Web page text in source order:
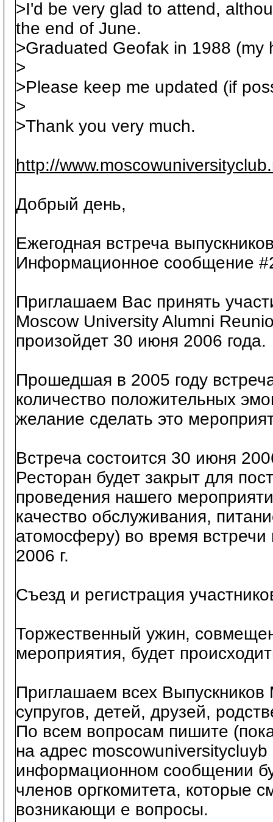
>I'd be very glad to attend,
the end of June.
>Graduated Geofak in 1988 (my
>
>Please keep me updated (if
>
>Thank you very much.
http://
Добрый день,
Ежегодная встреча
Информационное сообщение
Приглашаем Вас принять
Moscow University Alumni
произойдет 30 июня 2006 года.
Прошедшая в 2005 году
количество положительных
желание сделать это
Встреча состоится 30 июня
Ресторан будет закрыт для
проведения нашего
качество обслуживания,
атомосферу) во время
2006 г.
Съезд и регистрация
Торжественный ужин,
мероприятия, будет
Приглашаем всех
супругов, детей, друзей,
По всем вопросам пишите
на адрес
информационном сообщении
членов оргкомитета, которые
возникающи е вопросы.